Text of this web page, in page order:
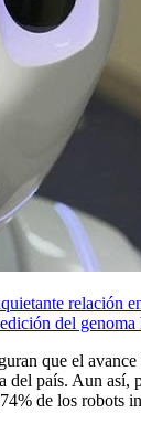
relación
edición del genoma
que el
país. Aun
de los robots